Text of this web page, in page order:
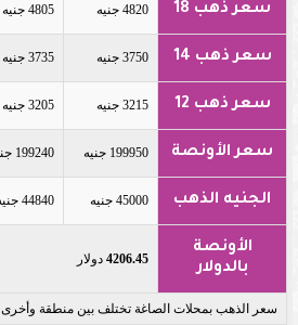
سعر ذهب 18 4820 جنيه 4805 جنيه
سعر ذهب 14 3750 جنيه 3735 جنيه
سعر ذهب 12 3215 جنيه 3205 جنيه
سعر الأونصة 199950 جنيه 199240 جنيه
الجنيه الذهب 45000 جنيه 44840 جنيه
الأونصة
بالدولار
4206.45 دولار
سعر الذهب بمحلات الصاغة تختلف بين منطقة وأخرى